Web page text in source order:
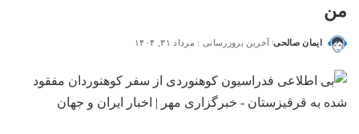
من
ایمان صالحی آخرین بروزرسانی : مرداد ۳۱, ۱۴۰۴